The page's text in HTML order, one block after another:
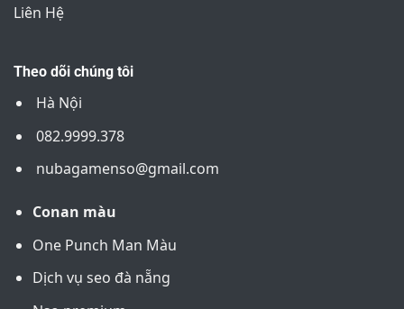
Liên Hệ
Theo dõi chúng tôi
Hà Nội
082.9999.378
nubagamenso@gmail.com
Conan màu
One Punch Man Màu
Dịch vụ seo đà nẵng